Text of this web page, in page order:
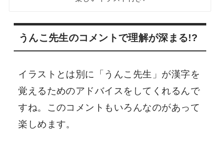
うんこ先生のコメントで理解が深まる!?
イラストとは別に「うんこ先生」が漢字を
覚えるためのアドバイスをしてくれるんで
すね。このコメントもいろんなのがあって
楽しめます。